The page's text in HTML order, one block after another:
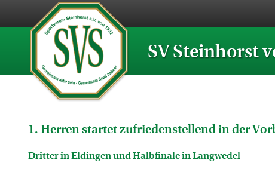
SV Steinhorst
1. Herren startet zufriedenstellend in der
Dritter in Eldingen und Halbfinale in Langwedel